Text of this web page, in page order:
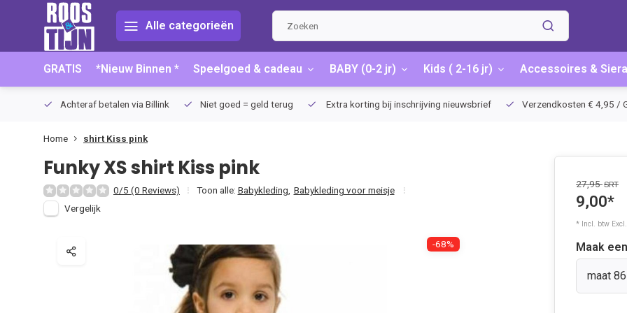
Alle categorieën
GRATIS *Nieuw Binnen * Speelgoed & cadeau BABY (0-2 jr) Kids ( 2-16 jr) Accessoires &
Achteraf betalen via Billink Niet goed = geld terug Extra korting bij inschrijving nieuwsbrief Verzendkosten € 4,95 /
Home shirt Kiss pink
Funky XSshirt Kiss pink
0/5 (0 Reviews) Toon alle: Babykleding Babykleding voor meisje
Vergelijk
-68%
27,95SRT
9,00*
* Incl. btw Excl.
Maak
maat